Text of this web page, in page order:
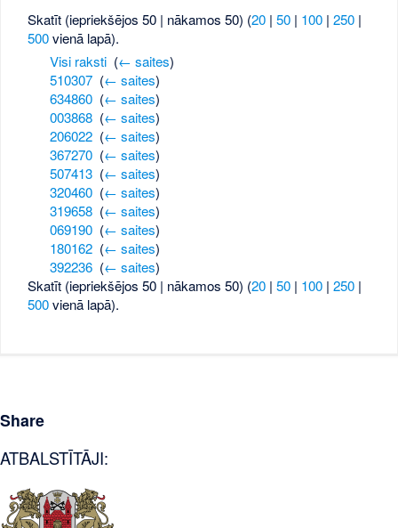
Skatīt (iepriekšējos 50 | nākamos 50) (20 |50 | 100 |250 |
500vienā lapā).
Visi raksti‎ (← saites)
510307‎ (← saites)
634860‎ (← saites)
003868‎ (← saites)
206022‎ (← saites)
367270‎ (← saites)
507413‎ (← saites)
320460‎ (← saites)
319658‎ (← saites)
069190‎ (← saites)
180162‎ (← saites)
392236‎ (← saites)
Skatīt (iepriekšējos 50 | nākamos 50) (20 |50 | 100 |250 |
500vienā lapā).
Share
ATBALSTĪTĀJI: